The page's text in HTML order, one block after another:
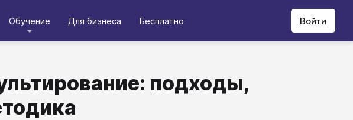
Обучение Для бизнеса Бесплатно Войти
подходы,